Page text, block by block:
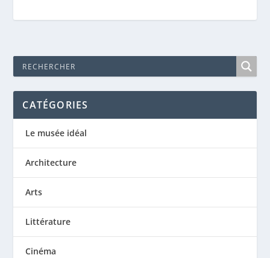
CATÉGORIES
Le musée idéal
Architecture
Arts
Littérature
Cinéma